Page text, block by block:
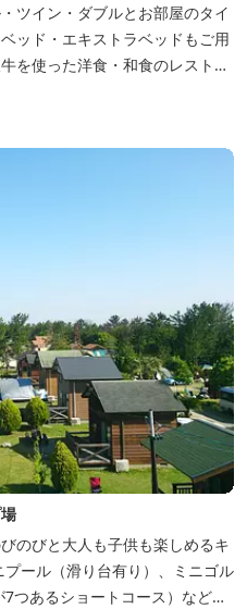
ツイン・ダブルとお部屋のタイ
ッド・エキストラベッドもご用
を使った洋食・和食のレストラ
や、伊勢志摩、東紀州への観光
のびと大人も子供も楽しめるキ
ール（滑り台有り）、ミニゴル
つあるショートコース）なども